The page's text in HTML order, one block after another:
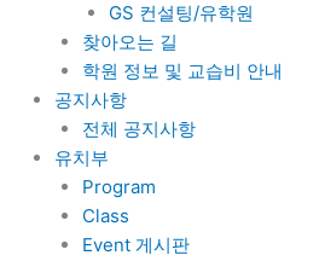
GS 컨설팅/유학원
찾아오는 길
학원 정보 및 교습비 안내
공지사항
전체 공지사항
유치부
Program
Class
Event 게시판